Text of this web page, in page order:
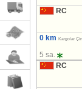
RC
0 km Kargolar
5 sa.
RC